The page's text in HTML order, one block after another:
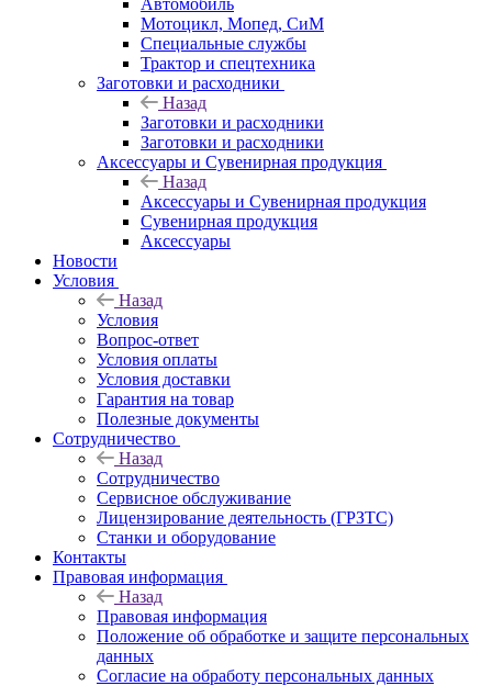
Автомобиль
Мотоцикл, Мопед, СиМ
Специальные службы
Трактор и спецтехника
Заготовки и расходники
Назад
Заготовки и расходники
Заготовки и расходники
Аксессуары и Сувенирная продукция
Назад
Аксессуары и Сувенирная продукция
Сувенирная продукция
Аксессуары
Новости
Условия
Назад
Условия
Вопрос-ответ
Условия оплаты
Условия доставки
Гарантия на товар
Полезные документы
Сотрудничество
Назад
Сотрудничество
Сервисное обслуживание
Лицензирование деятельность (ГРЗТС)
Станки и оборудование
Контакты
Правовая информация
Назад
Правовая информация
Положение об обработке и защите персональных
данных
Согласие на обработу персональных данных